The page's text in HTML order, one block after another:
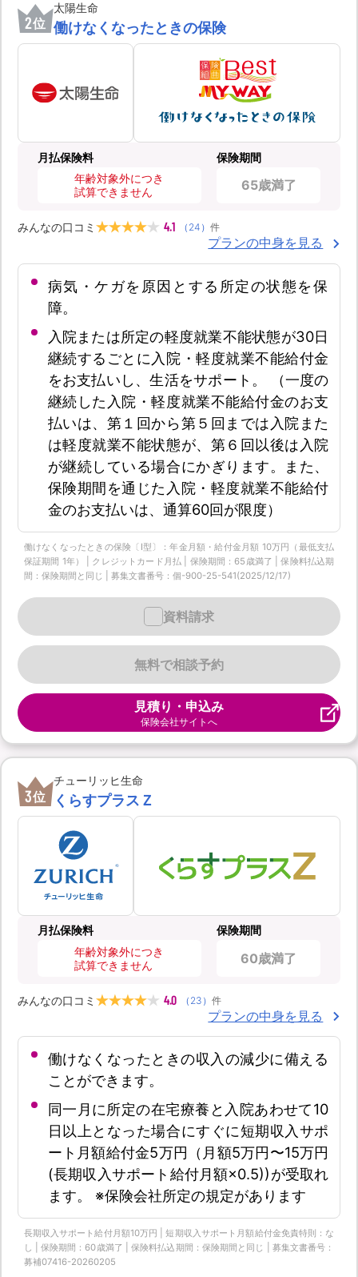
2位
太陽生命
働けなくなったときの保険
月払保険料
年齢対象外につき
試算できません
保険期間
65歳満了
みんなの口コミ 4.1 （ 24 ） 件
プランの中身を見る
病気・ケガを原因とする所定の状態を保
障。
入院または所定の軽度就業不能状態が30日
継続するごとに入院・軽度就業不能給付金
をお支払いし、生活をサポート。 （一度の
継続した入院・軽度就業不能給付金のお支
払いは、第１回から第５回までは入院また
は軽度就業不能状態が、第６回以後は入院
が継続している場合にかぎります。また、
保険期間を通じた入院・軽度就業不能給付
金のお支払いは、通算60回が限度）
働けなくなったときの保険〔Ⅰ型〕：年金月額・給付金月額 10万円（最低支払
保証期間 1年） | クレジットカード月払 | 保険期間：65歳満了 | 保険料払込期
間：保険期間と同じ | 募集文書番号：個-900-25-541(2025/12/17)
無料で相談予約
資料請求
見積り・申込み
保険会社サイトへ
3位
チューリッヒ生命
くらすプラスＺ
月払保険料
年齢対象外につき
試算できません
保険期間
60歳満了
みんなの口コミ 4.0 （ 23 ） 件
プランの中身を見る
働けなくなったときの収入の減少に備える
ことができます。
同一月に所定の在宅療養と入院あわせて10
日以上となった場合にすぐに短期収入サポ
ート月額給付金5万円（月額5万円〜15万円
(長期収入サポート給付月額×0.5))が受取れ
ます。 ※保険会社所定の規定があります
長期収入サポート給付月額10万円 | 短期収入サポート月額給付金免責特則：な
し | 保険期間：60歳満了 | 保険料払込期間：保険期間と同じ | 募集文書番号：
募補07416-20260205